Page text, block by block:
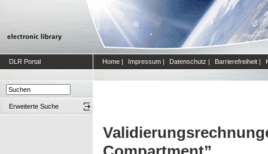
DLR Portal Home | Impressum | Datenschutz | Barrierefreiheit |
Erweiterte Suche